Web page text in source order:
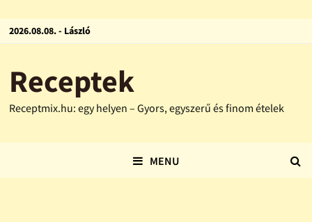
2026.08.08. - László
Receptek
Receptmix.hu: egy helyen – Gyors, egyszerű és finom ételek
MENU